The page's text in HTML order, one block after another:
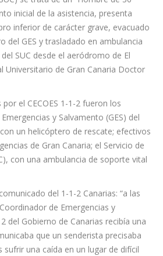
proporcionada por el Servicio
se trata de un “Hombre de 36
inicial de la asistencia, presenta
inferior de carácter grave, evacuado
del GES y trasladado en ambulancia
SUC desde el aeródromo de El
Universitario de Gran Canaria Doctor
el CECOES 1-1-2 fueron los
y Salvamento (GES) del
un helicóptero de rescate; efectivos
de Gran Canaria; el Servicio de
con una ambulancia de soporte vital
del 1-1-2 Canarias: “a las
de Emergencias y
del Gobierno de Canarias recibía una